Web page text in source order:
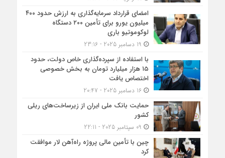
امضای قرارداد سرمایه‌گذاری به ارزش حدود ۴۰۰
میلیون یورو برای تأمین ۲۰۰ دستگاه
لوکوموتیو باری
با استفاده از سپرده‌گذاری خاص دولت، حدود
۱۵ هزار میلیارد تومان به بخش خصوصی
اختصاص یافت
16 دسامبر 2025 - 20:47
حمایت بانک ملی ایران از زیرساخت‌های ریلی
کشور
چین با تأمین مالی پروژه راه‌آهن لار موافقت
کرد